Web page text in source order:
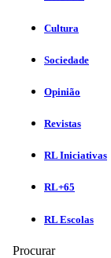
Cultura
Sociedade
Opinião
Revistas
RL Iniciativas
RL+65
RL Escolas
Procurar